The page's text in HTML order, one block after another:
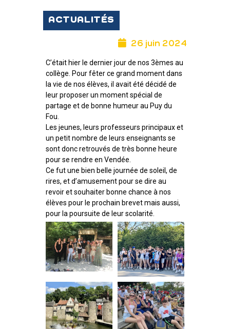
ACTUALITÉS
26 juin 2024
C’était hier le dernier jour de nos 3èmes au
collège. Pour fêter ce grand moment dans
la vie de nos élèves, il avait été décidé de
leur proposer un moment spécial de
partage et de bonne humeur au Puy du
Fou.
Les jeunes, leurs professeurs principaux et
un petit nombre de leurs enseignants se
sont donc retrouvés de très bonne heure
pour se rendre en Vendée.
Ce fut une bien belle journée de soleil, de
rires, et d’amusement pour se dire au
revoir et souhaiter bonne chance à nos
élèves pour le prochain brevet mais aussi,
pour la poursuite de leur scolarité.